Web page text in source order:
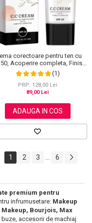
corectoare pentru ten cu
Acoperire completa, Finish
Rezistenta, Anti Roseata, CC
Cream Sefudun, 30 ml
(1)
PRP: 128,00 Lei
89,00 Lei
ADAUGA IN COS
1 2 3 6
premium pentru
infrumusetare: Makeup
Makeup, Bourjois, Max
buze, accesorii de machiaj